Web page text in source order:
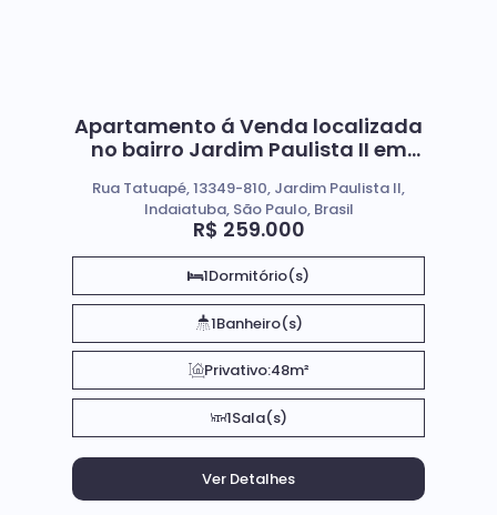
Apartamento á Venda localizada
no bairro Jardim Paulista II em
R$ 259.000
Rua Tatuapé, 13349-810, Jardim Paulista II,
Indaiatuba, São Paulo, Brasil
1Dormitório(s)
1Banheiro(s)
Privativo:48m²
1Sala(s)